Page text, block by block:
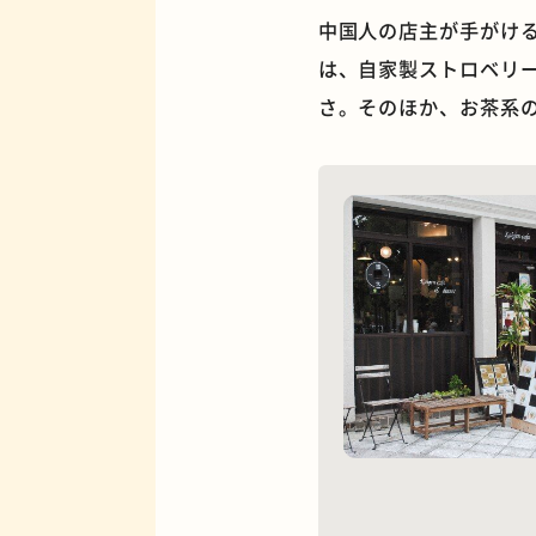
中国人の店主が手がけ
は、自家製ストロベリ
さ。そのほか、お茶系